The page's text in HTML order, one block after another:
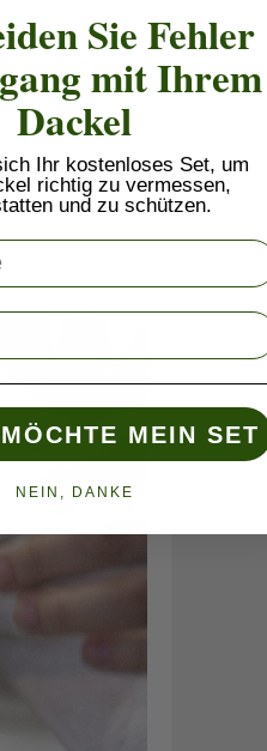
aggressiv für
Sie Fehler
mit Ihrem
Dackel
Ihr kostenloses Set, um
richtig zu vermessen,
und zu schützen.
MEIN SET
NEIN, DANKE